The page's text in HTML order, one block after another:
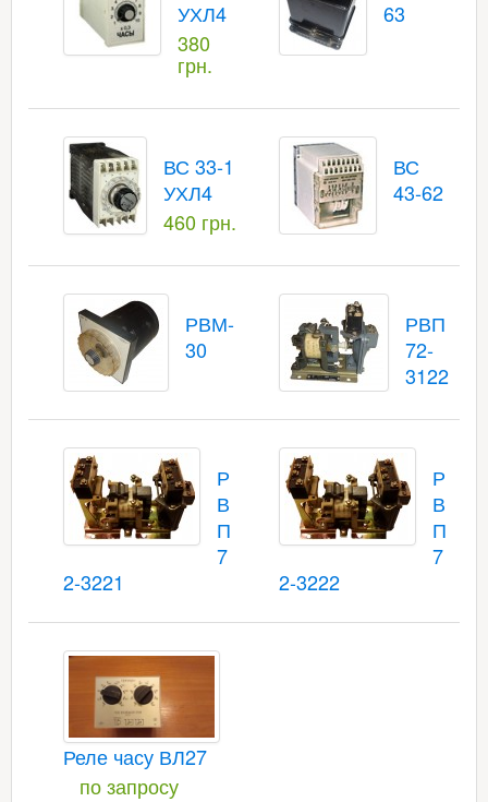
УХЛ4
380
грн.
63
ВС 33-1
УХЛ4
460 грн.
ВС
43-62
РВМ-
30
РВП
72-
3122
Р
В
П
7
2-3221
Р
В
П
7
2-3222
Реле часу ВЛ27
по запросу